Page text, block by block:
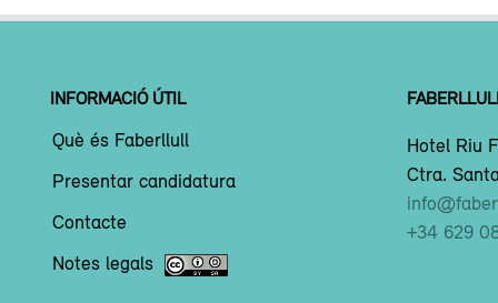
INFORMACIÓ ÚTIL
Què és Faberllull
Presentar candidatura
Contacte
Notes legals
Hotel Riu
Ctra.
+34 629